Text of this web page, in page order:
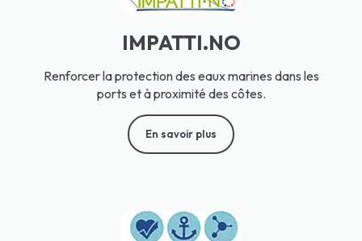
IMPATTI.NO
Renforcer la protection des eaux marines dans les
ports et à proximité des côtes.
En savoir plus